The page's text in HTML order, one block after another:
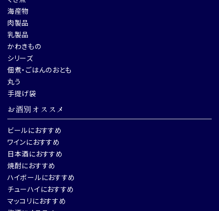
海産物
肉製品
乳製品
かわきもの
シリーズ
佃煮・ごはんのおとも
丸う
手提げ袋
お酒別オススメ
ビールにおすすめ
ワインにおすすめ
日本酒におすすめ
焼酎におすすめ
ハイボールにおすすめ
チューハイにおすすめ
マッコリにおすすめ